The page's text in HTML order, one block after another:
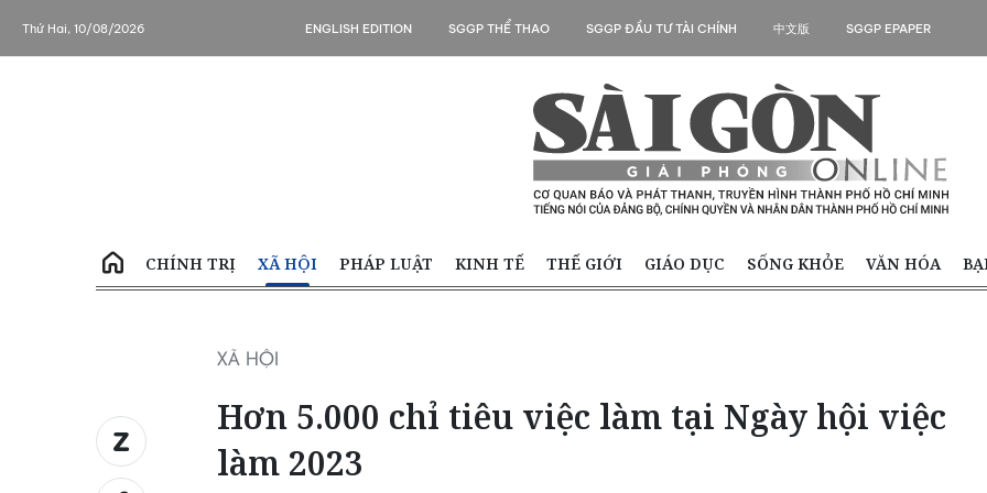
Thứ Hai, 10/08/2026 ENGLISH EDITION SGGP THỂ THAO SGGP ĐẦU TƯ TÀI CHÍNH 中文版 SGGP EPAPER
CHÍNH TRỊ XÃ HỘI PHÁP LUẬT KINH TẾ THẾ GIỚI GIÁO DỤC SỐNG KHỎE VĂN HÓA
XÃ HỘI
Hơn 5.000 chỉ tiêu việc làm tại Ngày hội việc
làm 2023